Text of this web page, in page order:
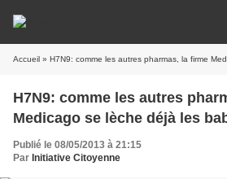
Accueil » H7N9: comme les autres pharmas, la firme
H7N9: comme les autres
Medicago se lèche déjà les
Publié le 08/05/2013 à 21:15
Par Initiative Citoyenne